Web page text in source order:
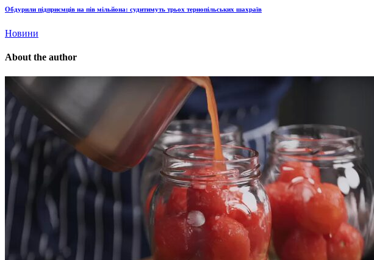
Обдурили підприємців на пів мільйона: судитимуть трьох тернопільських шахраїв
Новини
About the author